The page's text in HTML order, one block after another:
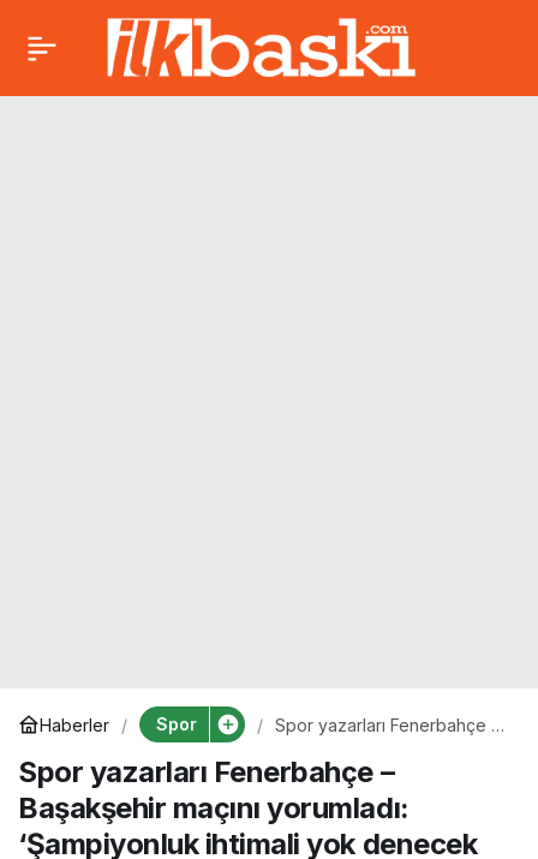
Haberler Spor
Spor yazarları Fenerbahçe –
‘Şampiyonluk ihtimali yok
denecek kadar az’
Spor yazarları Fenerbahçe –
Başakşehir maçını yorumladı:
‘Şampiyonluk ihtimali yok denecek
Galatasaray’a
Onyedika fırsatı! Orta